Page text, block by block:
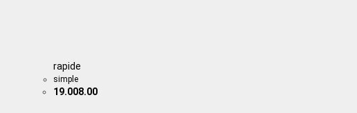
rapide
simple
19.008.00